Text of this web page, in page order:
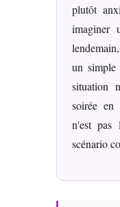
plutôt
imaginer
un simple
situation
soirée
n'est pas
scénario